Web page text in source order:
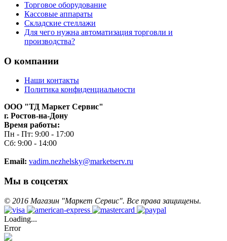
Торговое оборудование
Кассовые аппараты
Складские стеллажи
Для чего нужна автоматизация торговли и
производства?
О компании
Наши контакты
Политика конфиденциальности
ООО "ТД Маркет Сервис"
г. Ростов-на-Дону
Время работы:
Пн - Пт: 9:00 - 17:00
Сб: 9:00 - 14:00
Email: vadim.nezhelsky@marketserv.ru
Мы в соцсетях
© 2016 Магазин "Маркет Сервис". Все права защищены.
Loading...
Error